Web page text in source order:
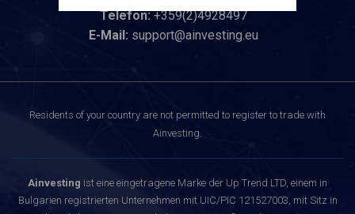
Telefon:+359(2)4928497
E-Mail: support@ainvesting.eu
Residents of your country are not permitted to register to trade with
Ainvesting.
Ainvesting ist eine eingetragene Marke der Up Trend LTD, einem in
Bulgarien registrierten Unternehmen mit UIC/PIC 121527003, mit Sitz in